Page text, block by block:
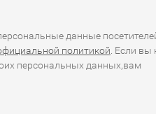
данные
политикой . Если вы
персональных данных,вам